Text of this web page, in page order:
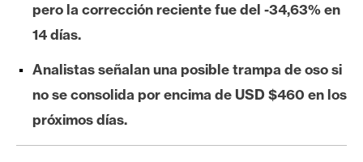
i
s
i
s
pero la corrección reciente fue del -34,63% en
14 días.
Analistas señalan una posible trampa de oso si
no se consolida por encima de USD $460 en los
próximos días.